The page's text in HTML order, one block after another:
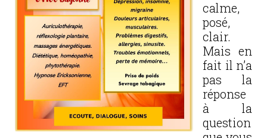
calme,
posé,
clair.
Mais en
fait il n’a
pas la
réponse
à la
question